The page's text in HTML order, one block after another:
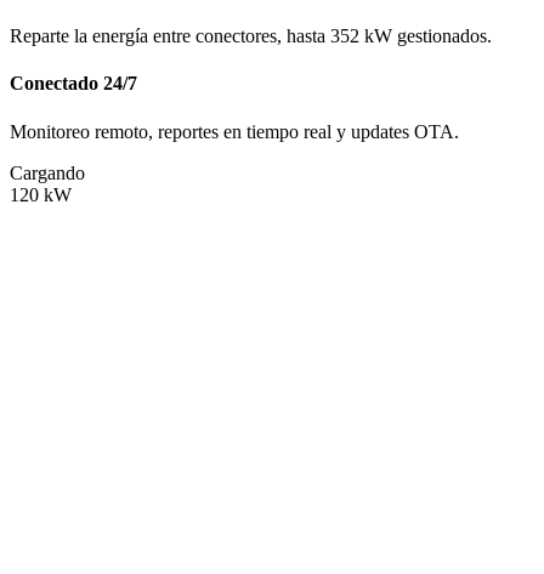
Reparte la energía entre conectores, hasta 352 kW gestionados.
Conectado 24/7
Monitoreo remoto, reportes en tiempo real y updates OTA.
Cargando
120 kW